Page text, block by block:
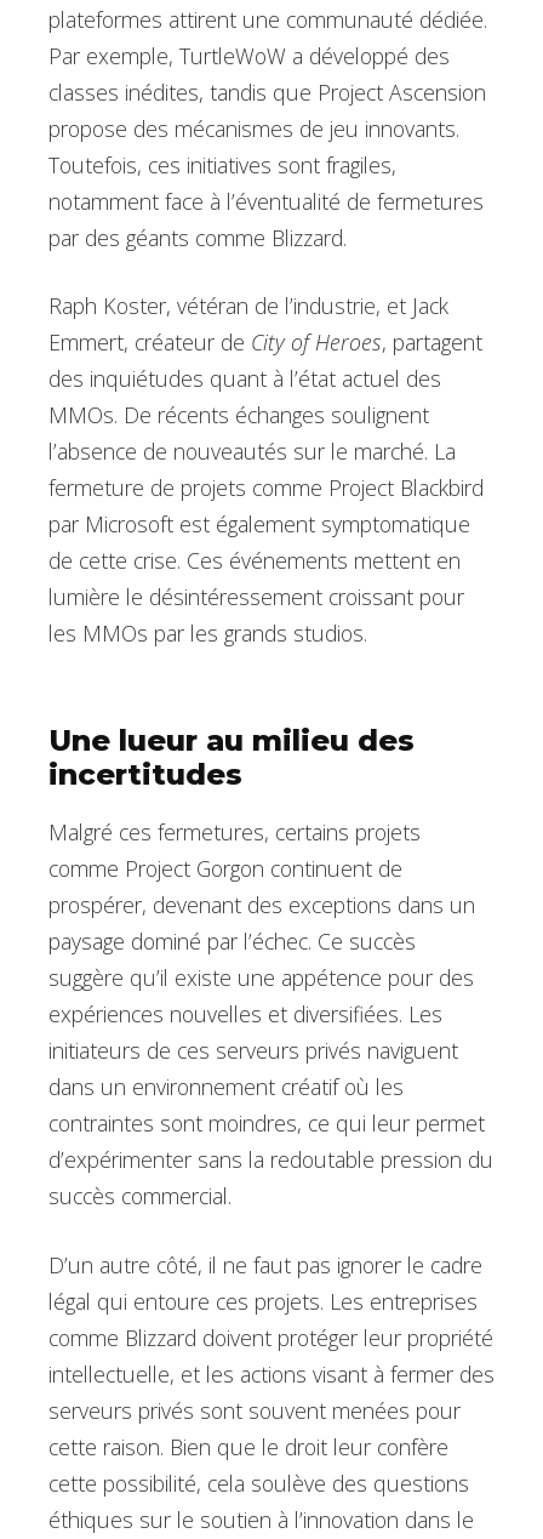
plateformes attirent une communauté dédiée.
Par exemple, TurtleWoW a développé des
classes inédites, tandis que Project Ascension
propose des mécanismes de jeu innovants.
Toutefois, ces initiatives sont fragiles,
notamment face à l’éventualité de fermetures
par des géants comme Blizzard.
Raph Koster, vétéran de l’industrie, et Jack
Emmert, créateur de City of Heroes, partagent
des inquiétudes quant à l’état actuel des
MMOs. De récents échanges soulignent
l’absence de nouveautés sur le marché. La
fermeture de projets comme Project Blackbird
par Microsoft est également symptomatique
de cette crise. Ces événements mettent en
lumière le désintéressement croissant pour
les MMOs par les grands studios.
Une lueur au milieu des
incertitudes
Malgré ces fermetures, certains projets
comme Project Gorgon continuent de
prospérer, devenant des exceptions dans un
paysage dominé par l’échec. Ce succès
suggère qu’il existe une appétence pour des
expériences nouvelles et diversifiées. Les
initiateurs de ces serveurs privés naviguent
dans un environnement créatif où les
contraintes sont moindres, ce qui leur permet
d’expérimenter sans la redoutable pression du
succès commercial.
D’un autre côté, il ne faut pas ignorer le cadre
légal qui entoure ces projets. Les entreprises
comme Blizzard doivent protéger leur propriété
intellectuelle, et les actions visant à fermer des
serveurs privés sont souvent menées pour
cette raison. Bien que le droit leur confère
cette possibilité, cela soulève des questions
éthiques sur le soutien à l’innovation dans le